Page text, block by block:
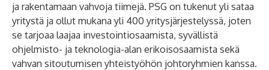
ja rakentamaan vahvoja tiimejä. PSG on tukenut yli sataa
yritystä ja ollut mukana yli 400 yritysjärjestelyssä, joten
se tarjoaa laajaa investointiosaamista, syvällistä
ohjelmisto- ja teknologia-alan erikoisosaamista sekä
vahvan sitoutumisen yhteistyöhön johtoryhmien kanssa.